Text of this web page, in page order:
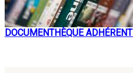
DOCUMENTHÈQUE ADHÉRENT